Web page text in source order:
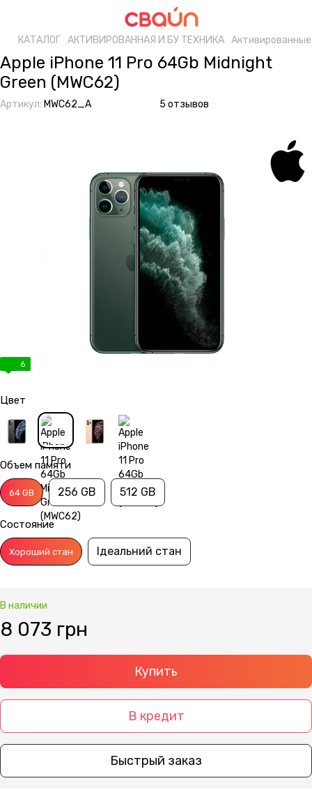
КАТАЛОГ АКТИВИРОВАННАЯ И БУ ТЕХНИКА Активированные
Apple iPhone 11 Pro 64Gb Midnight
Green (MWC62)
Артикул: MWC62_A 5 отзывов
6
Цвет
Объем памяти
64 GB 256 GB 512 GB
Состояние
Хороший стан Ідеальний стан
В наличии
8 073 грн
Купить
В кредит
Быстрый заказ